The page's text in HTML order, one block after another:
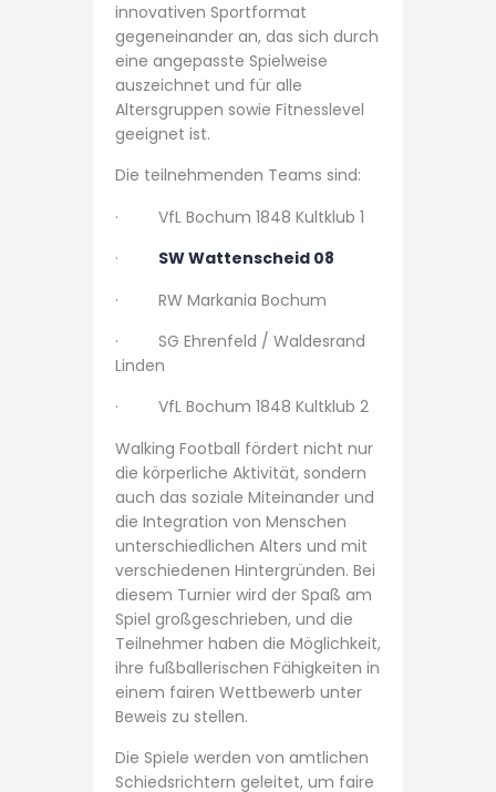
innovativen Sportformat
gegeneinander an, das sich durch
eine angepasste Spielweise
auszeichnet und für alle
Altersgruppen sowie Fitnesslevel
geeignet ist.
Die teilnehmenden Teams sind:
· VfL Bochum 1848 Kultklub 1
· SW Wattenscheid 08
· RW Markania Bochum
· SG Ehrenfeld / Waldesrand
Linden
· VfL Bochum 1848 Kultklub 2
Walking Football fördert nicht nur
die körperliche Aktivität, sondern
auch das soziale Miteinander und
die Integration von Menschen
unterschiedlichen Alters und mit
verschiedenen Hintergründen. Bei
diesem Turnier wird der Spaß am
Spiel großgeschrieben, und die
Teilnehmer haben die Möglichkeit,
ihre fußballerischen Fähigkeiten in
einem fairen Wettbewerb unter
Beweis zu stellen.
Die Spiele werden von amtlichen
Schiedsrichtern geleitet, um faire